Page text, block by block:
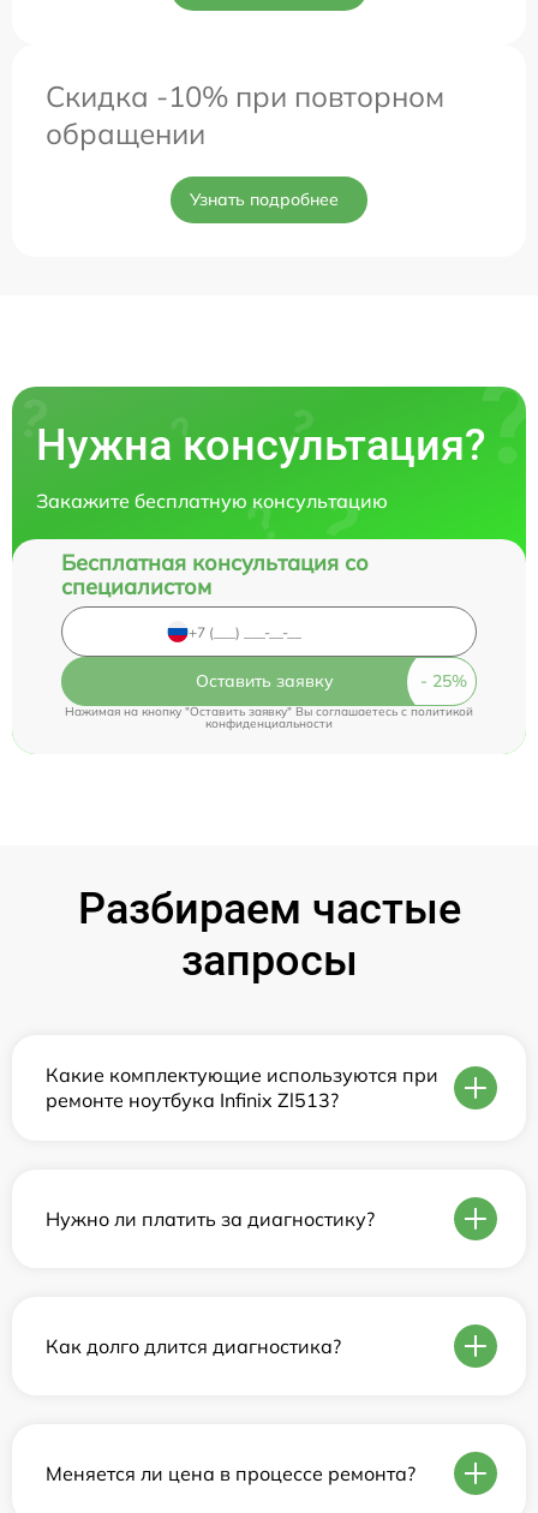
Скидка -10% при повторном
обращении
Узнать подробнее
Нужна консультация?
Закажите бесплатную консультацию
Бесплатная консультация со
специалистом
Оставить заявку
Нажимая на кнопку "Оставить заявку" Вы соглашаетесь c политикой
конфиденциальности
Разбираем частые
запросы
Какие комплектующие используются при
ремонте ноутбука Infinix Zl513?
Нужно ли платить за диагностику?
Как долго длится диагностика?
Меняется ли цена в процессе ремонта?